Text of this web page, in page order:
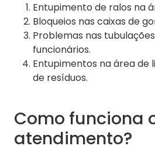
Entupimento de ralos na
Bloqueios nas caixas de
Problemas nas
funcionários.
Entupimentos na área de
de resíduos.
Como funciona
atendimento?